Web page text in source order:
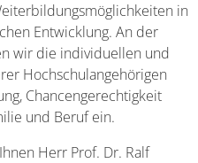
in
Entwicklung. An der
wir die individuellen und
Hochschulangehörigen
Chancengerechtigkeit
und Beruf ein.
Herr Prof. Dr. Ralf